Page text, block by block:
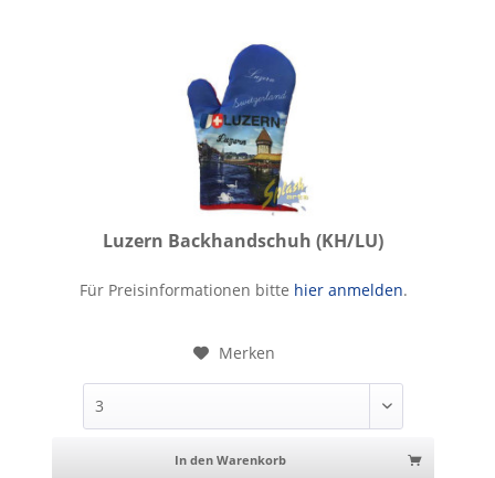
Luzern Backhandschuh (KH/LU)
Luzern Backhandschuh
Für Preisinformationen bitte hier anmelden.
Merken
In den Warenkorb